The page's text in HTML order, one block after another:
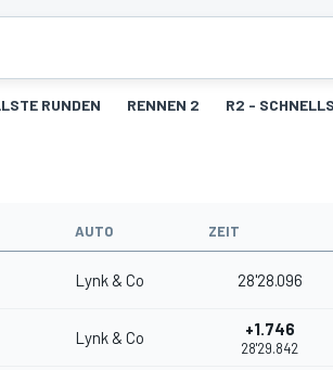
RUNDEN RENNEN 2 R2 -
AUTO ZEIT
Lynk & Co 28'28.096
Lynk & Co +1.746
28'29.842